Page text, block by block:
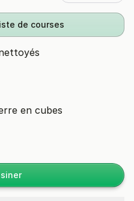
de courses
en cubes